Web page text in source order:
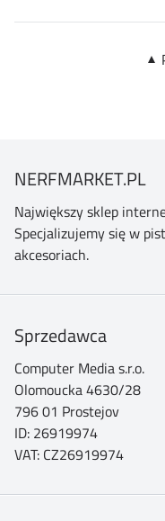
NERFMARKET.PL
Największy sklep
Specjalizujemy się w
akcesoriach.
Sprzedawca
Computer Media s.r.o.
Olomoucka 4630/28
796 01 Prostejov
ID: 26919974
VAT: CZ26919974